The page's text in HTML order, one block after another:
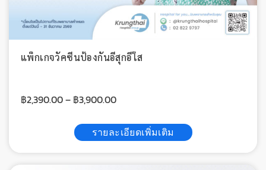
แพ็กเกจวัคซีนป้องกันอีสุกอีใส
฿2,390.00– ฿3,900.00
รายละเอียดเพิ่มเติม